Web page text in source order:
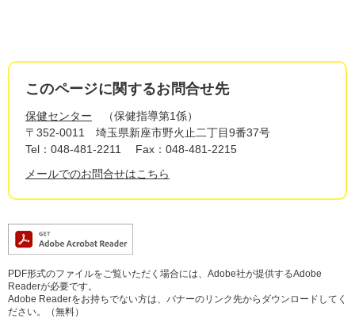
このページに関するお問合せ先
保健センター
保健指導第1係
〒352-0011
埼玉県新座市野火止二丁目9番37号
Tel：048-481-2211
Fax：048-481-2215
メールでのお問合せはこちら
PDF形式のファイルをご覧いただく場合には、Adobe社が提供するAdobe
Readerが必要です。
Adobe Readerをお持ちでない方は、バナーのリンク先からダウンロードしてく
ださい。（無料）